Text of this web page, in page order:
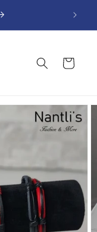
Cart